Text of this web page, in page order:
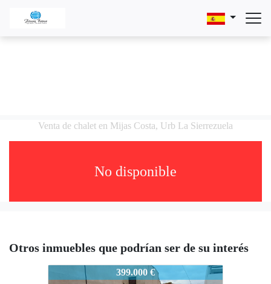
Venta de chalet en Mijas Costa, Urb La Sierrezuela
No disponible
Otros inmuebles que podrían ser de su interés
2313-FB
399.000 €